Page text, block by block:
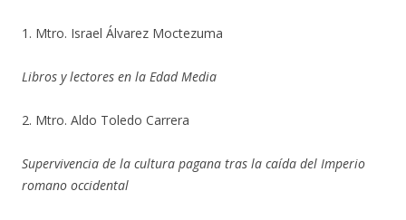
1. Mtro. Israel Álvarez Moctezuma
Libros y lectores en la Edad Media
2. Mtro. Aldo Toledo Carrera
Supervivencia de la cultura pagana tras la caída del Imperio
romano occidental